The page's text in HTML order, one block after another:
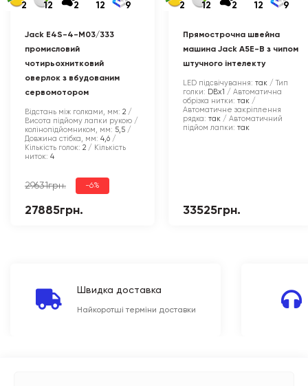
2 12 2 12 9
Jack E4S-4-M03/333
промисловий
чотирьохнитковий
оверлок з вбудованим
сервомотором
Відстань між голками, мм: 2
Висота підйому лапки рукою /
колінопідйомником, мм: 5,5
Довжина стібка, мм: 4,6
Кількість голок: 2
Кількість
ниток: 4
29631грн. -6%
27885грн.
2 12 2 12 9
Прямострочна швейна
машина Jack A5E-B з чипом
штучного інтелекту
LED підсвічування: так
Тип
голки: DBx1
Автоматична
обрізка нитки: так
Автоматичне закріплення
рядка: так
Автоматичний
підйом лапки: так
33525грн.
Швидка доставка
Найкоротші терміни доставки